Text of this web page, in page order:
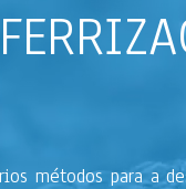
métodos para a